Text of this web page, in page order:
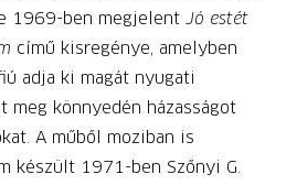
1969-ben megjelent Jó estét
című kisregénye, amelyben
adja ki magát nyugati
meg könnyedén házasságot
A műből moziban is
készült 1971-ben Szőnyi G.